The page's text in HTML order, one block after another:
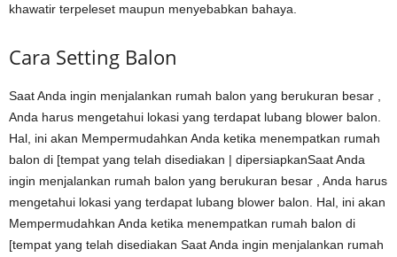
khawatir terpeleset maupun menyebabkan bahaya.
Cara Setting Balon
Saat Anda ingin menjalankan rumah balon yang berukuran besar ,
Anda harus mengetahui lokasi yang terdapat lubang blower balon.
Hal, ini akan Mempermudahkan Anda ketika menempatkan rumah
balon di [tempat yang telah disediakan | dipersiapkanSaat Anda
ingin menjalankan rumah balon yang berukuran besar , Anda harus
mengetahui lokasi yang terdapat lubang blower balon. Hal, ini akan
Mempermudahkan Anda ketika menempatkan rumah balon di
[tempat yang telah disediakan Saat Anda ingin menjalankan rumah